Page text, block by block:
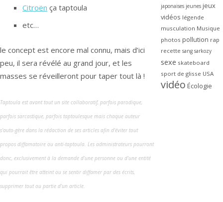
Citroën ça taptoula
etc…
le concept est encore mal connu, mais d’ici
peu, il sera révélé au grand jour, et les
masses se réveilleront pour taper tout là !
Taptoula est avant tout un site collaboratif, parfois parodique,
parfois sarcastique, parfois taptoulesque mais chaque auteur
s’auto-gère dans la rédaction de ses articles afin d’éviter tout
propos diffamatoire ou anti-taptoula. Les administrateurs pourront
donc, exclusivement à la demande d’une personne ou d’une entité
qui pourrait être atteint ou se sentir diffamer par des écrits,
supprimer tout ou partie d’un article.
japonaises jeunes jeux
vidéos légende
musculation Musique
photos pollution rap
recette sang sarkozy
sexe skateboard
sport de glisse USA
vidéo Écologie